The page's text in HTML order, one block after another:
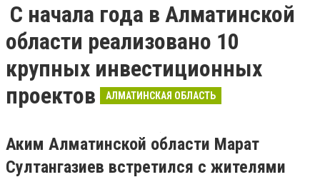
С начала года в Алматинской
области реализовано 10
крупных инвестиционных
проектов
АЛМАТИНСКАЯ ОБЛАСТЬ
Аким Алматинской области Марат
Султангазиев встретился с жителями